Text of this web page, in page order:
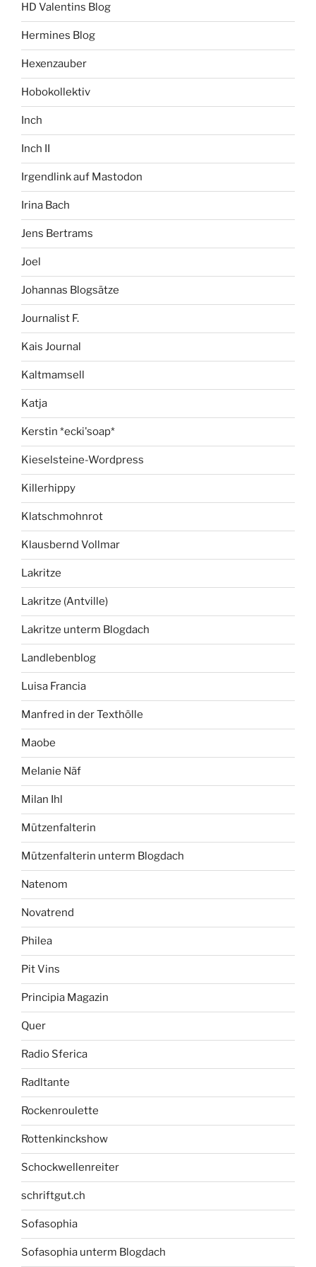
HD Valentins Blog
Hermines Blog
Hexenzauber
Hobokollektiv
Inch
Inch II
Irgendlink auf Mastodon
Irina Bach
Jens Bertrams
Joel
Johannas Blogsätze
Journalist F.
Kais Journal
Kaltmamsell
Katja
Kerstin *ecki'soap*
Kieselsteine-Wordpress
Killerhippy
Klatschmohnrot
Klausbernd Vollmar
Lakritze
Lakritze (Antville)
Lakritze unterm Blogdach
Landlebenblog
Luisa Francia
Manfred in der Texthölle
Maobe
Melanie Näf
Milan Ihl
Mützenfalterin
Mützenfalterin unterm Blogdach
Natenom
Novatrend
Philea
Pit Vins
Principia Magazin
Quer
Radio Sferica
Radltante
Rockenroulette
Rottenkinckshow
Schockwellenreiter
schriftgut.ch
Sofasophia
Sofasophia unterm Blogdach